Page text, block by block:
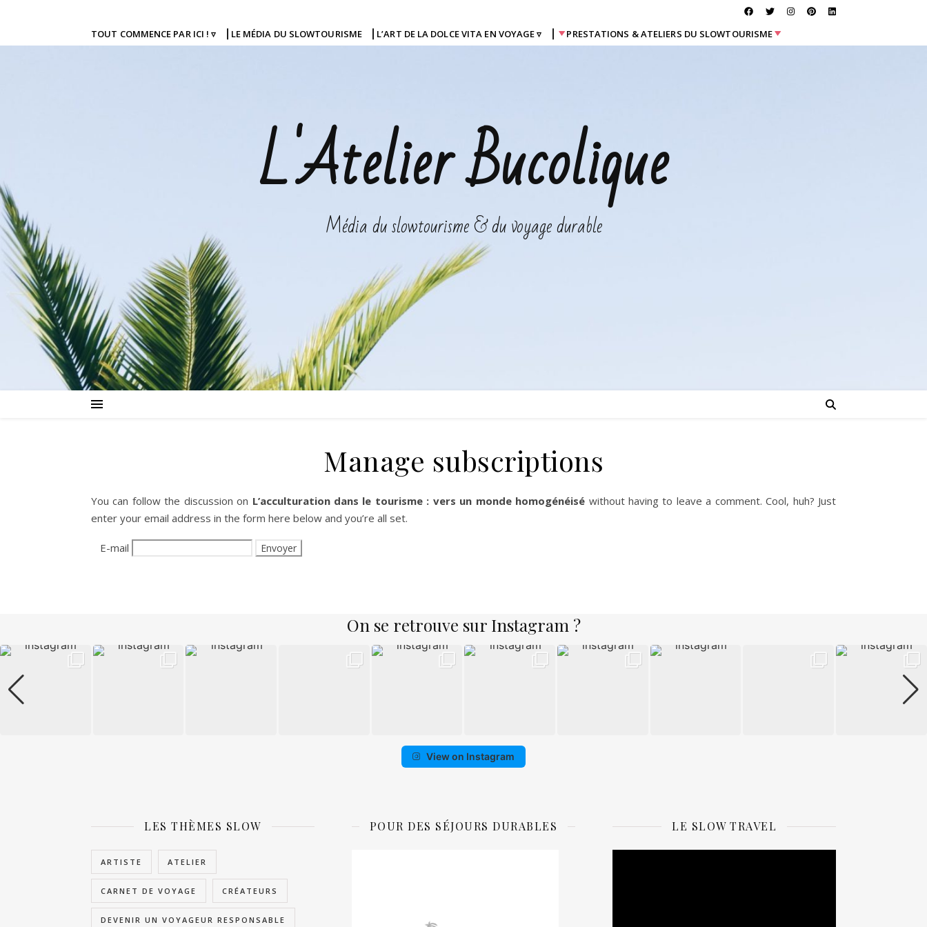
TOUT COMMENCE PAR ICI ! ▿ ⎜LE MÉDIA DU SLOWTOURISME ⎜L’ART DE LA DOLCE VITA EN VOYAGE ▿ PRESTATIONS & ATELIERS DU SLOWTOURISME
L'Atelier Bucolique
Média du slowtourisme & du voyage durable
Manage subscriptions
You can follow the discussion on L’acculturation dans le tourisme : vers un monde homogénéisé without having to leave a comment. Cool, huh? Just
enter your email address in the form here below and you’re all set.
E-mail
On se retrouve sur Instagram ?
View on Instagram
LES THÈMES SLOW
ARTISTE ATELIER
CARNET DE VOYAGE CRÉATEURS
DEVENIR UN VOYAGEUR RESPONSABLE
POUR DES SÉJOURS DURABLES LE SLOW TRAVEL